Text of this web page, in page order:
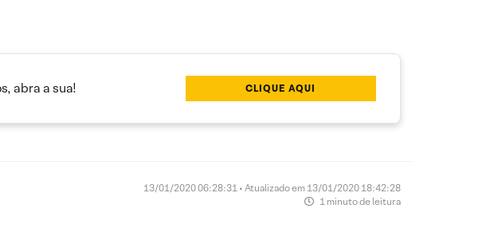
abra a sua! CLIQUE AQUI
13/01/2020 06:28:31 • Atualizado em 13/01/2020 18:42:28
1 minuto de leitura